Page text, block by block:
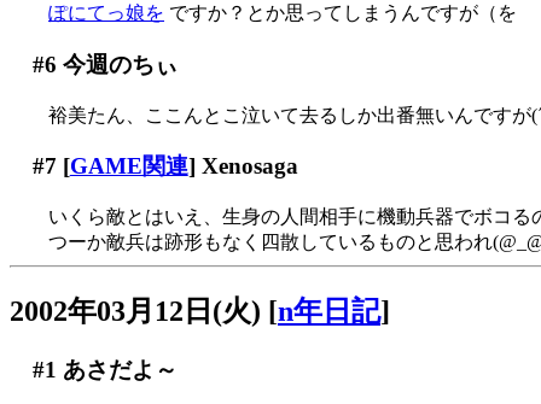
ぽにてっ娘を ですか？とか思ってしまうんですが（を
#6 今週のちぃ
裕美たん、ここんとこ泣いて去るしか出番無いんですが
#7 [GAME関連] Xenosaga
いくら敵とはいえ、生身の人間相手に機動兵器でボコ
つーか敵兵は跡形もなく四散しているものと思われ
2002年03月12日(火) [n年日記]
#1 あさだよ～